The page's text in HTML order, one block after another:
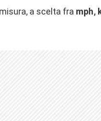
a scelta fra mph,